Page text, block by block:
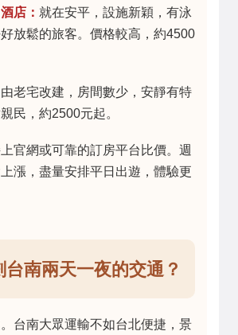
店： 就在安平，設施新穎，有泳
放鬆的旅客。價格較高，約4500
由老宅改建，房間數少，安靜有特
民，約2500元起。
官網或可靠的訂房平台比價。週
漲，盡量安排平日出遊，體驗更
南兩天一夜的交通？
台南大眾運輸不如台北便捷，景